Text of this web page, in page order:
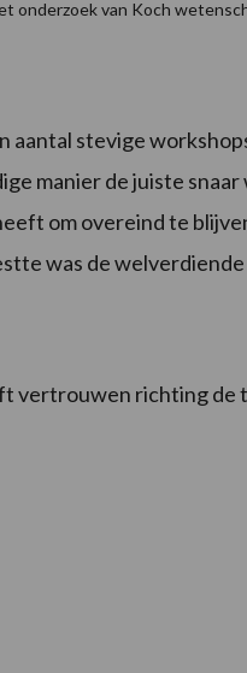
onderzoek van Koch
stevige
manier de juiste
om overeind te
was de
vertrouwen richting de